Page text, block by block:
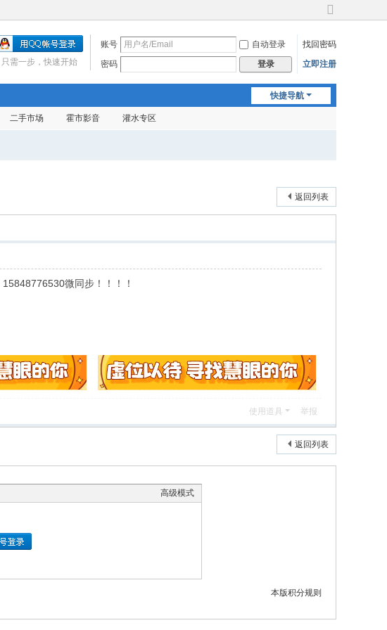
切
到
宽
账号 自动登录
找回密码
密码
登录 立即注册
只需一步，快速开始
快捷导航
二手市场 霍市影音 灌水专区
返回列表
微同步！！！！
使用道具 举报
返回列表
高级模式
本版积分规则